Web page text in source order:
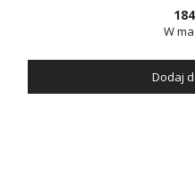
W
Dodaj